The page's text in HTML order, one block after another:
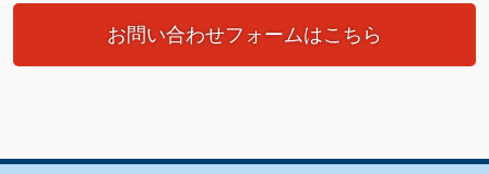
お問い合わせフォームはこちら